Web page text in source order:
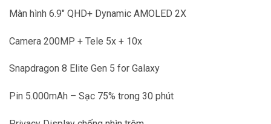
Màn hình 6.9″ QHD+ Dynamic AMOLED 2X
Camera 200MP + Tele 5x + 10x
Snapdragon 8 Elite Gen 5 for Galaxy
Pin 5.000mAh – Sạc 75% trong 30 phút